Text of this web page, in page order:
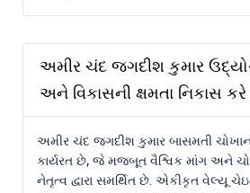
અમીર ચંદ જગદીશ કુમાર
અને વિકાસની ક્ષમતા નિકાસ
અમીર ચંદ જગદીશ કુમાર બાસમતી
કાર્યરત છે, જે મજબૂત વૈશ્વિક માંગ અને
નેતૃત્વ દ્વારા સમર્થિત છે. એકીકૃત વેલ્યૂ